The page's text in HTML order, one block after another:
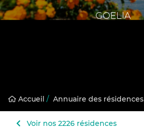
GOELIA
Accueil / Annuaire des résidences gérées
Voir nos 2226 résidences